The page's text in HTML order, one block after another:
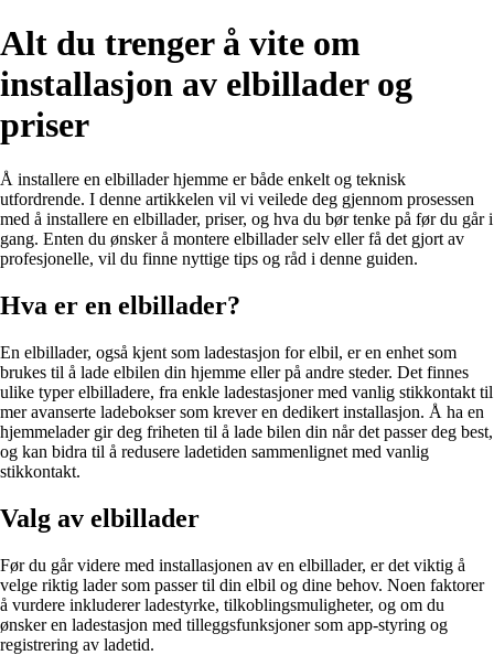
Alt du trenger å vite om
installasjon av elbillader og
priser
Å installere en elbillader hjemme er både enkelt og teknisk
utfordrende. I denne artikkelen vil vi veilede deg gjennom prosessen
med å installere en elbillader, priser, og hva du bør tenke på før du går i
gang. Enten du ønsker å montere elbillader selv eller få det gjort av
profesjonelle, vil du finne nyttige tips og råd i denne guiden.
Hva er en elbillader?
En elbillader, også kjent som ladestasjon for elbil, er en enhet som
brukes til å lade elbilen din hjemme eller på andre steder. Det finnes
ulike typer elbilladere, fra enkle ladestasjoner med vanlig stikkontakt til
mer avanserte ladebokser som krever en dedikert installasjon. Å ha en
hjemmelader gir deg friheten til å lade bilen din når det passer deg best,
og kan bidra til å redusere ladetiden sammenlignet med vanlig
stikkontakt.
Valg av elbillader
Før du går videre med installasjonen av en elbillader, er det viktig å
velge riktig lader som passer til din elbil og dine behov. Noen faktorer
å vurdere inkluderer ladestyrke, tilkoblingsmuligheter, og om du
ønsker en ladestasjon med tilleggsfunksjoner som app-styring og
registrering av ladetid.